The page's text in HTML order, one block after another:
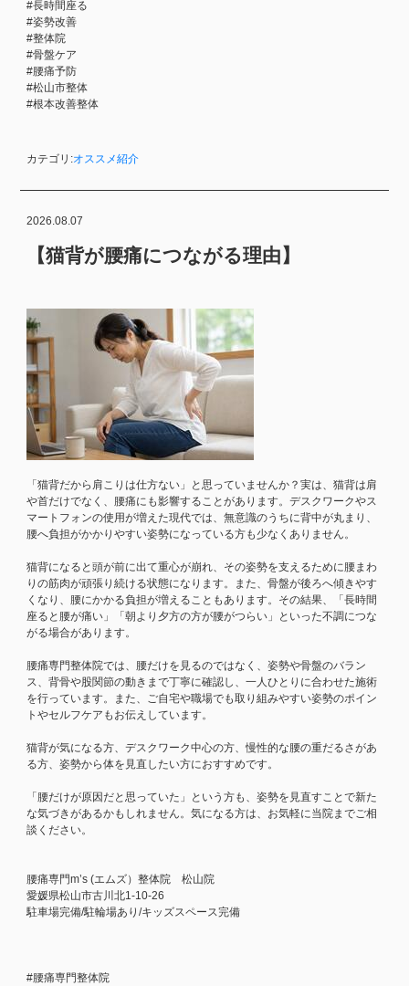
#長時間座る
#姿勢改善
#整体院
#骨盤ケア
#腰痛予防
#松山市整体
#根本改善整体
カテゴリ:オススメ紹介
2026.08.07
【猫背が腰痛につながる理由】
「猫背だから肩こりは仕方ない」と思っていませんか？実は、猫背は肩
や首だけでなく、腰痛にも影響することがあります。デスクワークやス
マートフォンの使用が増えた現代では、無意識のうちに背中が丸まり、
腰へ負担がかかりやすい姿勢になっている方も少なくありません。
猫背になると頭が前に出て重心が崩れ、その姿勢を支えるために腰まわ
りの筋肉が頑張り続ける状態になります。また、骨盤が後ろへ傾きやす
くなり、腰にかかる負担が増えることもあります。その結果、「長時間
座ると腰が痛い」「朝より夕方の方が腰がつらい」といった不調につな
がる場合があります。
腰痛専門整体院では、腰だけを見るのではなく、姿勢や骨盤のバラン
ス、背骨や股関節の動きまで丁寧に確認し、一人ひとりに合わせた施術
を行っています。また、ご自宅や職場でも取り組みやすい姿勢のポイン
トやセルフケアもお伝えしています。
猫背が気になる方、デスクワーク中心の方、慢性的な腰の重だるさがあ
る方、姿勢から体を見直したい方におすすめです。
「腰だけが原因だと思っていた」という方も、姿勢を見直すことで新た
な気づきがあるかもしれません。気になる方は、お気軽に当院までご相
談ください。
腰痛専門m’s (エムズ）整体院 松山院
愛媛県松山市古川北1-10-26
駐車場完備/駐輪場あり/キッズスペース完備
#腰痛専門整体院